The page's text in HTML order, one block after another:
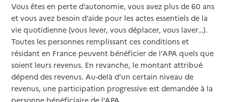
Vous êtes en perte d’autonomie, vous avez plus de 60 ans
et vous avez besoin d’aide pour les actes essentiels de la
vie quotidienne (vous lever, vous déplacer, vous laver…).
Toutes les personnes remplissant ces conditions et
résidant en France peuvent bénéficier de l’APA quels que
soient leurs revenus. En revanche, le montant attribué
dépend des revenus. Au-delà d’un certain niveau de
revenus, une participation progressive est demandée à la
personne bénéficiaire de l’APA.